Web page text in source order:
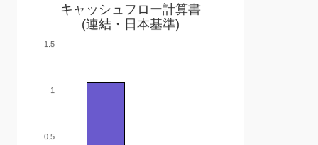
キャッシュフロー計算書
(連結・日本基準)
0.5
1
1.5